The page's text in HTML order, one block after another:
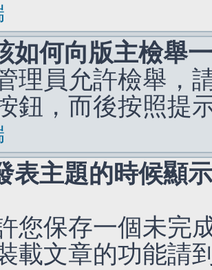
如何向版主檢舉
理員允許檢舉，
鈕，而後按照提
表主題的時候顯
您保存一個未完
載文章的功能請